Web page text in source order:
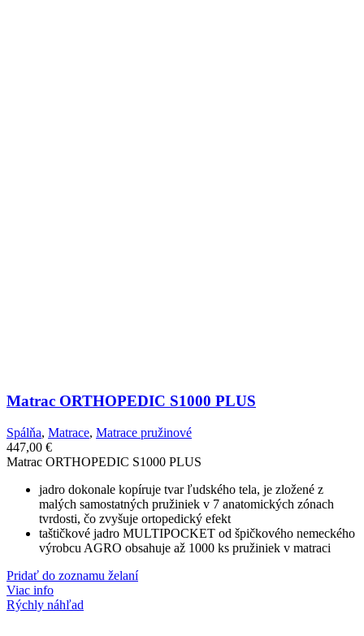
Matrac ORTHOPEDIC S1000 PLUS
Spálňa, Matrace, Matrace pružinové
447,00 €
Matrac ORTHOPEDIC S1000 PLUS
jadro dokonale kopíruje tvar ľudského tela, je zložené z
malých samostatných pružiniek v 7 anatomických zónach
tvrdosti, čo zvyšuje ortopedický efekt
taštičkové jadro MULTIPOCKET od špičkového nemeckého
výrobcu AGRO obsahuje až 1000 ks pružiniek v matraci
Pridať do zoznamu želaní
Viac info
Rýchly náhľad